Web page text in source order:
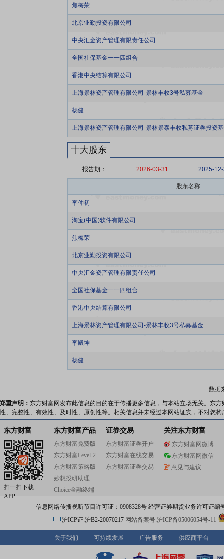
焦梅荣
北京业勤投资有限公司
中央汇金资产管理有限责任公司
全国社保基金一一四组合
香港中央结算有限公司
上海景林资产管理有限公司-景林丰收3号私募基金
杨健
上海景林资产管理有限公司-景林景泰丰收私募证券投资
十大股东
报告期： 2026-03-31 2025-
股东名称
李仲初
淘宝(中国)软件有限公司
焦梅荣
北京业勤投资有限公司
中央汇金资产管理有限责任公司
全国社保基金一一四组合
香港中央结算有限公司
上海景林资产管理有限公司-景林丰收3号私募基金
李殿坤
杨健
数据
郑重声明： 东方财富网发布此信息的目的在于传播更多信息，与本站立场无关。东
性、完整性、有效性、及时性、原创性等。相关信息并未经过本网站证实，不对您
东方财富
扫一扫下载
APP
东方财富产品
东方财富免费版
东方财富Level-2
东方财富策略版
妙想投研助理
Choice金融终端
证券交易
东方财富证券开户
东方财富在线交易
东方财富证券交易
关注东方财富
东方财富网微博
东方财富网微信
意见与建议
信息网络传播视听节目许可证：0908328号 经营证券期货业务许可证编
沪ICP证:沪B2-20070217 网站备案号:沪ICP备05006054号-11
关于我们 可持续发展 广告服务 供应商平台